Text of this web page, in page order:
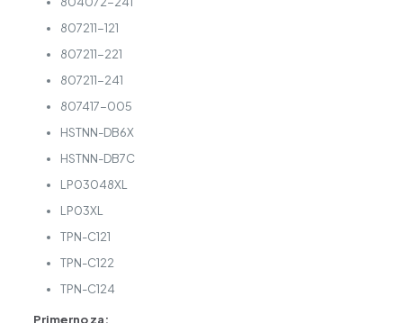
807211-121
807211-221
807211-241
807417-005
HSTNN-DB6X
HSTNN-DB7C
LP03048XL
LP03XL
TPN-C121
TPN-C122
TPN-C124
Primerno za: